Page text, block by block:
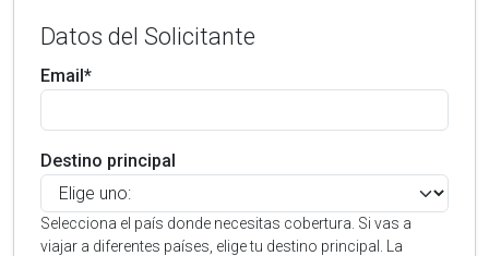
Datos del Solicitante
Email*
Destino principal
Selecciona el país donde necesitas cobertura. Si vas a
viajar a diferentes países, elige tu destino principal. La